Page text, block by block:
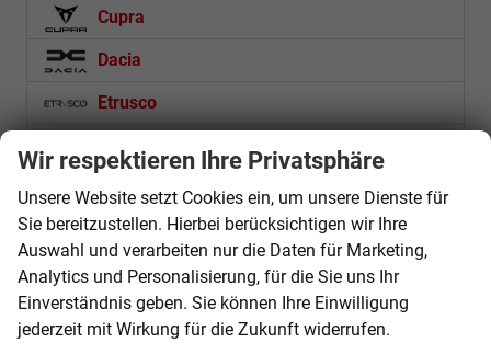
Cupra
Dacia
Etrusco
Fiat
Ford
Futura
Hyundai
Jaecoo
Wir respektieren Ihre Privatsphäre
Unsere Website setzt Cookies ein, um unsere Dienste für
Sie bereitzustellen. Hierbei berücksichtigen wir Ihre
Auswahl und verarbeiten nur die Daten für Marketing,
Analytics und Personalisierung, für die Sie uns Ihr
Einverständnis geben. Sie können Ihre Einwilligung
jederzeit mit Wirkung für die Zukunft widerrufen.